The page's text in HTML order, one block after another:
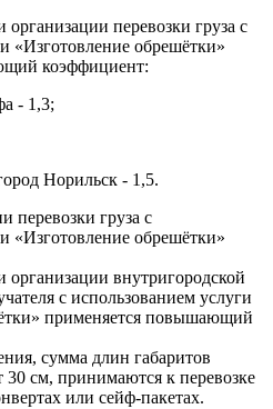
организации перевозки груза с
«Изготовление обрешётки»
коэффициент:
- 1,3;
Норильск - 1,5.
перевозки груза с
«Изготовление обрешётки»
организации внутригородской
с использованием услуги
применяется повышающий
сумма длин габаритов
см, принимаются к перевозке
или сейф-пакетах.